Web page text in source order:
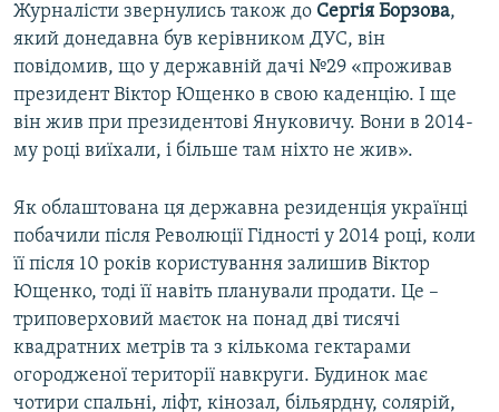
Журналісти звернулись також до Сергія Борзова,
який донедавна був керівником ДУС, він
повідомив, що у державній дачі №29 «проживав
президент Віктор Ющенко в свою каденцію. І ще
він жив при президентові Януковичу. Вони в 2014-
му році виїхали, і більше там ніхто не жив».
Як облаштована ця державна резиденція українці
побачили після Революції Гідності у 2014 році, коли
її після 10 років користування залишив Віктор
Ющенко, тоді її навіть планували продати. Це –
триповерховий маєток на понад дві тисячі
квадратних метрів та з кількома гектарами
огородженої території навкруги. Будинок має
чотири спальні, ліфт, кінозал, більярдну, солярій,